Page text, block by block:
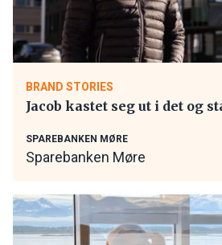
BRAND STORIES
Jacob kastet seg ut i det og
SPAREBANKEN MØRE
Sparebanken Møre